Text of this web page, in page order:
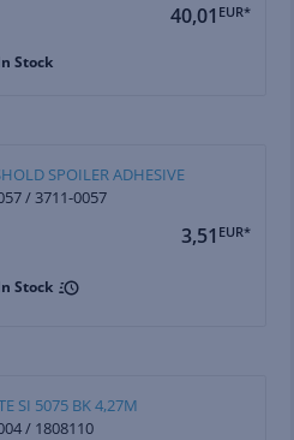
40,01 EUR*
Stock
SPOILER ADHESIVE
/ 3711-0057
3,51 EUR*
Stock
SI 5075 BK 4,27M
/ 1808110